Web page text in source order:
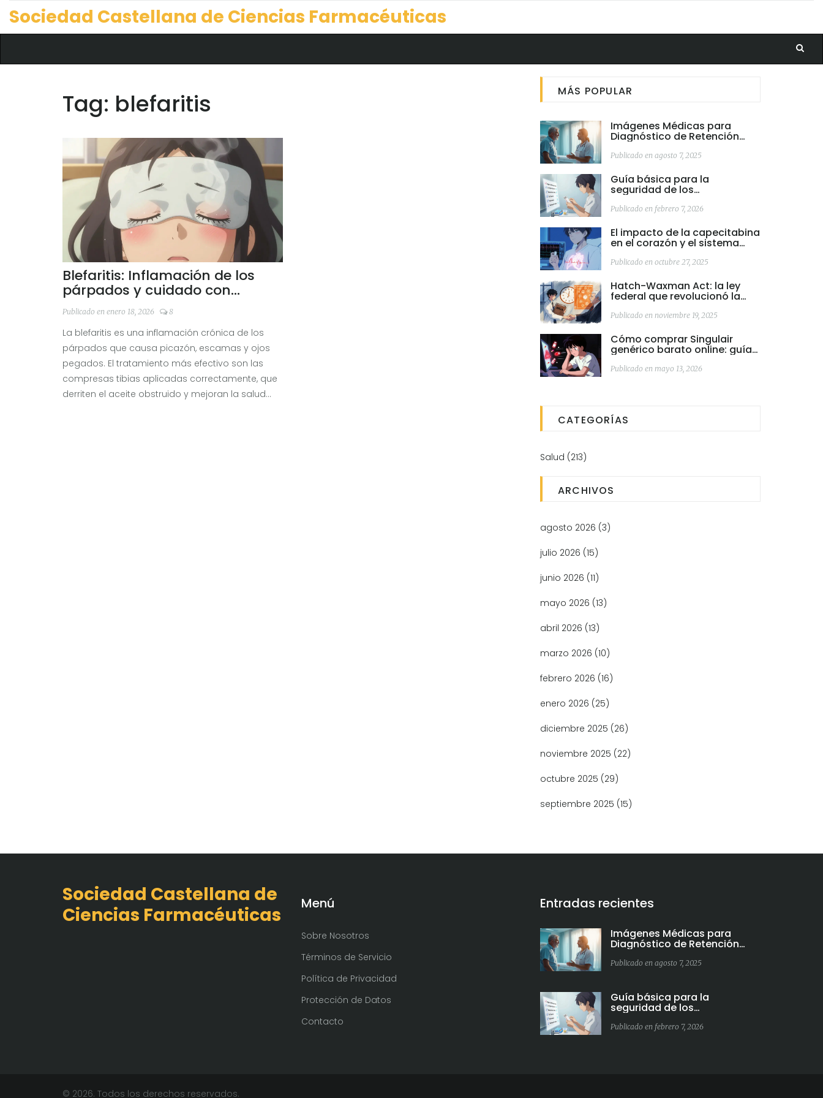
Sociedad Castellana de Ciencias Farmacéuticas
Tag: blefaritis
Blefaritis: Inflamación de los
párpados y cuidado con
compresas tibias
Publicado en enero 18, 2026 8
La blefaritis es una inflamación crónica de los
párpados que causa picazón, escamas y ojos
pegados. El tratamiento más efectivo son las
compresas tibias aplicadas correctamente, que
derriten el aceite obstruido y mejoran la salud
MÁS POPULAR
Imágenes Médicas para
Diagnóstico de Retención
Consejos
Publicado en agosto 7, 2025
Guía básica para la
seguridad de los
pacientes nuevos
Publicado en febrero 7, 2026
El impacto de la capecitabina
en el corazón y el sistema
Publicado en octubre 27, 2025
Hatch-Waxman Act: la ley
federal que revolucionó la
EE.UU.
Publicado en noviembre 19, 2025
Cómo comprar Singulair
genérico barato online: guía
Publicado en mayo 13, 2026
CATEGORÍAS
Salud (213)
ARCHIVOS
agosto 2026 (3)
julio 2026 (15)
junio 2026 (11)
mayo 2026 (13)
abril 2026 (13)
marzo 2026 (10)
febrero 2026 (16)
enero 2026 (25)
diciembre 2025 (26)
noviembre 2025 (22)
octubre 2025 (29)
septiembre 2025 (15)
Sociedad Castellana de
Ciencias Farmacéuticas
Menú
Sobre Nosotros
Términos de Servicio
Política de Privacidad
Protección de Datos
Contacto
Entradas recientes
Imágenes Médicas para
Diagnóstico de Retención
Consejos
Publicado en agosto 7, 2025
Guía básica para la
seguridad de los
pacientes nuevos
Publicado en febrero 7, 2026
© 2026. Todos los derechos reservados.